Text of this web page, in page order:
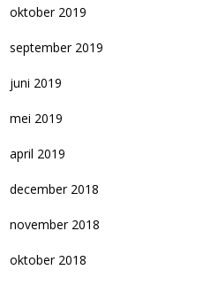
oktober 2019
september 2019
juni 2019
mei 2019
april 2019
december 2018
november 2018
oktober 2018